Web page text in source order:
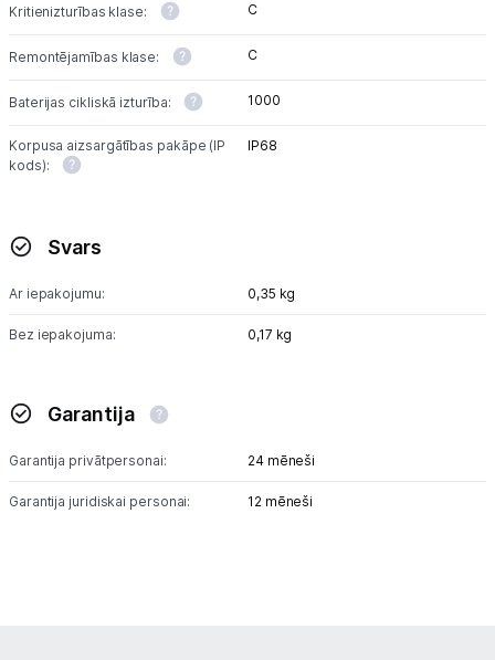
Kritienizturības klase: C
Remontējamības klase: C
Baterijas cikliskā izturība: 1000
Korpusa aizsargātības pakāpe (IP
kods):
IP68
Svars
Ar iepakojumu: 0,35 kg
Bez iepakojuma: 0,17 kg
Garantija
Garantija privātpersonai: 24 mēneši
Garantija juridiskai personai: 12 mēneši